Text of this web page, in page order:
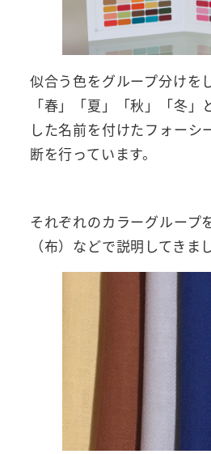
似合う色をグループ分けを
「春」「夏」「秋」「冬
した名前を付けたフォーシ
断を行っています。
それぞれのカラーグループ
（布）などで説明してきま